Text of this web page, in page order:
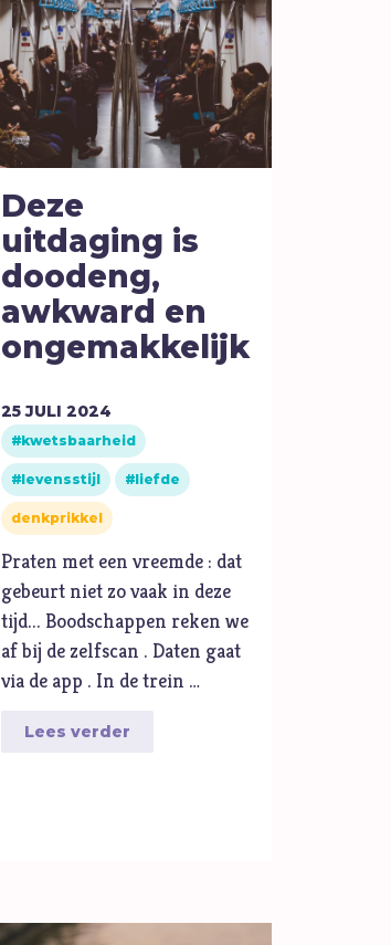
Deze
uitdaging is
doodeng,
awkward en
ongemakkelijk
25 JULI 2024
kwetsbaarheid
levensstijl liefde
denkprikkel
Praten met een vreemde : dat
gebeurt niet zo vaak in deze
tijd... Boodschappen reken we
af bij de zelfscan . Daten gaat
via de app . In de trein …
Lees verder